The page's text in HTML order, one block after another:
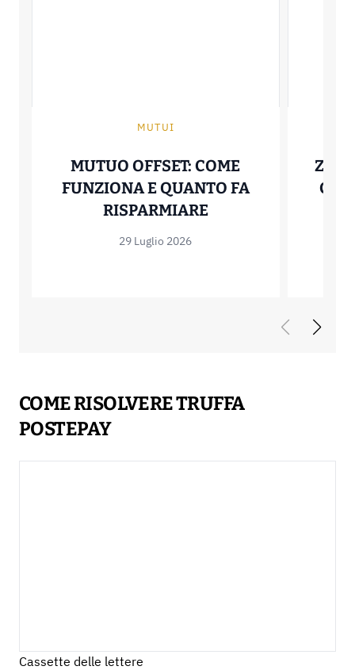
MUTUI
MUTUO OFFSET: COME
FUNZIONA E QUANTO FA
RISPARMIAREMUTUO OFFSET:
29 Luglio 2026
COME RISOLVERE TRUFFA
POSTEPAY
Cassette delle lettere